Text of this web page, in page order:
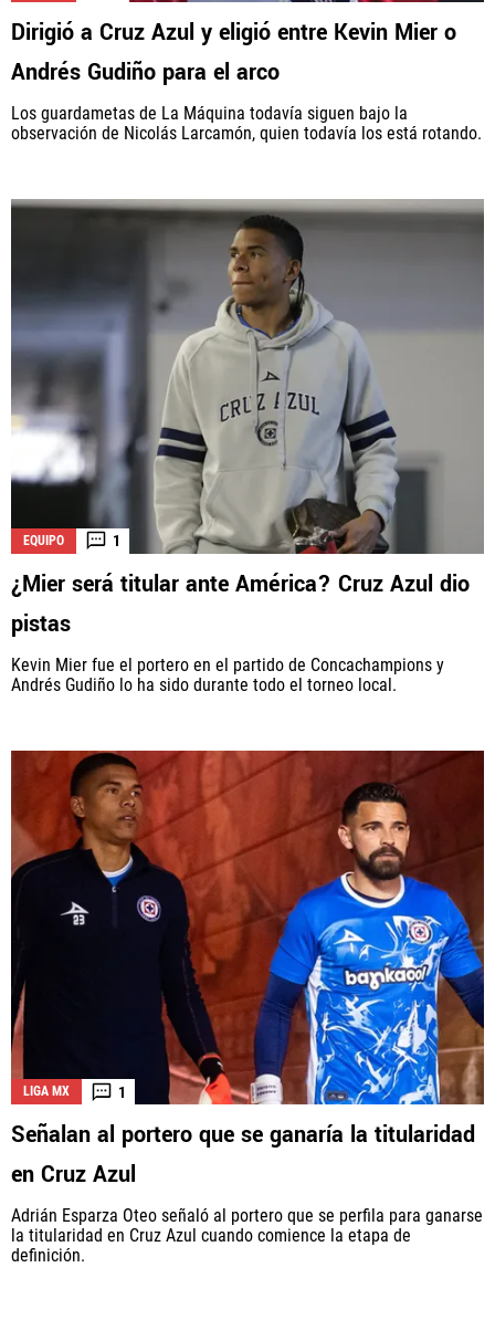
Dirigió a Cruz Azul y eligió entre Kevin Mier o
Andrés Gudiño para el arco
Los guardametas de La Máquina todavía siguen bajo la
observación de Nicolás Larcamón, quien todavía los está rotando.
EQUIPO 1
¿Mier será titular ante América? Cruz Azul dio
pistas
Kevin Mier fue el portero en el partido de Concachampions y
Andrés Gudiño lo ha sido durante todo el torneo local.
LIGA MX 1
Señalan al portero que se ganaría la titularidad
en Cruz Azul
Adrián Esparza Oteo señaló al portero que se perfila para ganarse
la titularidad en Cruz Azul cuando comience la etapa de
definición.